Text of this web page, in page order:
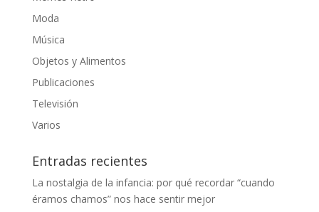
Moda
Música
Objetos y Alimentos
Publicaciones
Televisión
Varios
Entradas recientes
La nostalgia de la infancia: por qué recordar “cuando
éramos chamos” nos hace sentir mejor